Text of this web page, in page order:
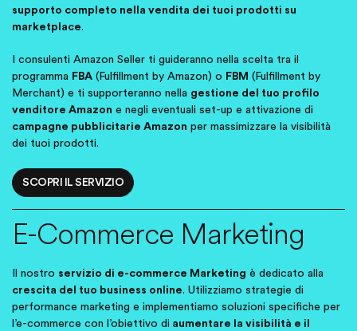
supporto completo nella vendita dei tuoi prodotti su
marketplace.
I consulenti Amazon Seller ti guideranno nella scelta tra il
programma FBA (Fulfillment by Amazon) o FBM (Fulfillment by
Merchant) e ti supporteranno nella gestione del tuo profilo
venditore Amazon e negli eventuali set-up e attivazione di
campagne pubblicitarie Amazon per massimizzare la visibilità
dei tuoi prodotti.
SCOPRI IL SERVIZIO
E-Commerce Marketing
Il nostro servizio di e-commerce Marketing è dedicato alla
crescita del tuo business online. Utilizziamo strategie di
performance marketing e implementiamo soluzioni specifiche per
l’e-commerce con l’obiettivo di aumentare la visibilità e il